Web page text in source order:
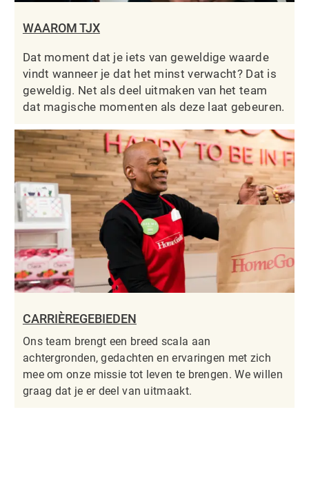
WAAROM TJX
Dat moment dat je iets van geweldige waarde
vindt wanneer je dat het minst verwacht? Dat is
geweldig. Net als deel uitmaken van het team
dat magische momenten als deze laat gebeuren.
CARRIÈREGEBIEDEN
Ons team brengt een breed scala aan
achtergronden, gedachten en ervaringen met zich
mee om onze missie tot leven te brengen. We willen
graag dat je er deel van uitmaakt.